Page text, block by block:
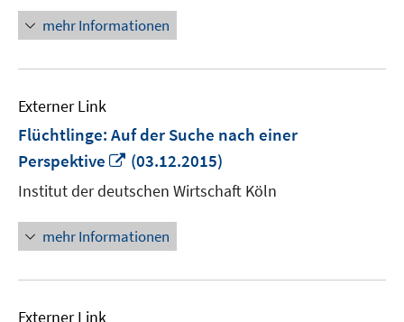
mehr Informationen
Externer Link
Flüchtlinge: Auf der Suche nach einer
Perspektive
In
neuem
Fenster
öffnen
(03.12.2015)
Institut der deutschen Wirtschaft Köln
mehr Informationen
Externer Link